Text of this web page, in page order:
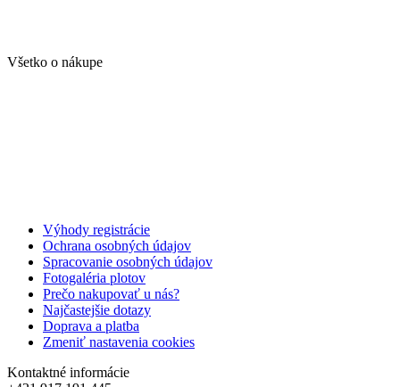
Všetko o nákupe
Výhody registrácie
Ochrana osobných údajov
Spracovanie osobných údajov
Fotogaléria plotov
Prečo nakupovať u nás?
Najčastejšie dotazy
Doprava a platba
Zmeniť nastavenia cookies
Kontaktné informácie